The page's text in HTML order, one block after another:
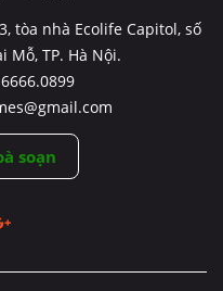
tòa nhà Ecolife Capitol, số
Mỗ, TP. Hà Nội.
soạn